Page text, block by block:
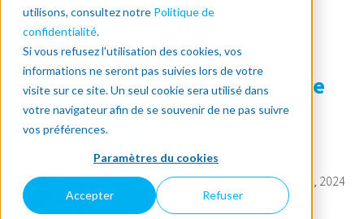
utilisons, consultez notre Politique de
confidentialité.
Si vous refusez l'utilisation des cookies, vos
informations ne seront pas suivies lors de votre
visite sur ce site. Un seul cookie sera utilisé dans
votre navigateur afin de se souvenir de ne pas suivre
vos préférences.
Paramètres du cookies
Accepter Refuser
« Back to blog
Considérations financières : Le
coût des solutions de
palettisation
byNicolas Lauzier. Last updated on déc. 19, 2024
Posted on mai 20, 2024 inPalletizing